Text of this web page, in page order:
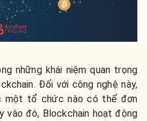
những khái niệm quan trọng
Đối với công nghệ này,
một tổ chức nào có thể đơn
vào đó, Blockchain hoạt động